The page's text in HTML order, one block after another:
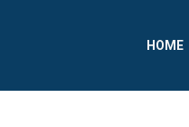
HOME